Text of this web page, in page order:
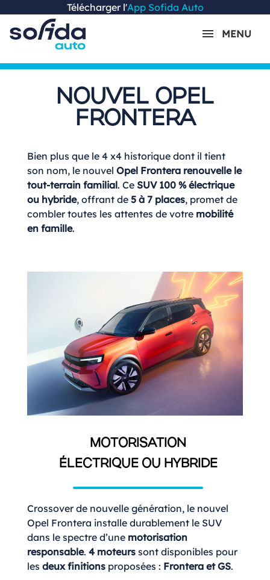
Télécharger l'App Sofida Auto
MENU
NOUVEL OPEL
FRONTERA
Bien plus que le 4 x4 historique dont il tient
son nom, le nouvel Opel Frontera renouvelle le
tout-terrain familial. Ce SUV 100 % électrique
ou hybride, offrant de 5 à 7 places, promet de
combler toutes les attentes de votre mobilité
en famille.
MOTORISATION
ÉLECTRIQUE OU HYBRIDE
Crossover de nouvelle génération, le nouvel
Opel Frontera installe durablement le SUV
dans le spectre d’une motorisation
responsable. 4 moteurs sont disponibles pour
les deux finitions proposées : Frontera et GS.